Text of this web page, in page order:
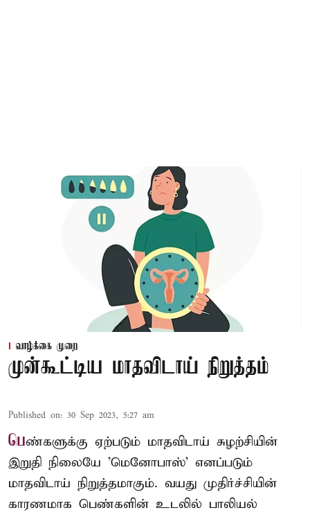
வாழ்க்கை முறை
முன்கூட்டிய மாதவிடாய் நிறுத்தம்
Published on: 30 Sep 2023, 5:27 am
பெண்களுக்கு ஏற்படும் மாதவிடாய் சுழற்சியின்
இறுதி நிலையே 'மெனோபாஸ்' எனப்படும்
மாதவிடாய் நிறுத்தமாகும். வயது முதிர்ச்சியின்
காரணமாக பெண்களின் உடலில் பாலியல்